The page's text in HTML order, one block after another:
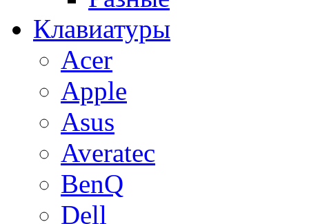
Клавиатуры
Acer
Apple
Asus
Averatec
BenQ
Dell